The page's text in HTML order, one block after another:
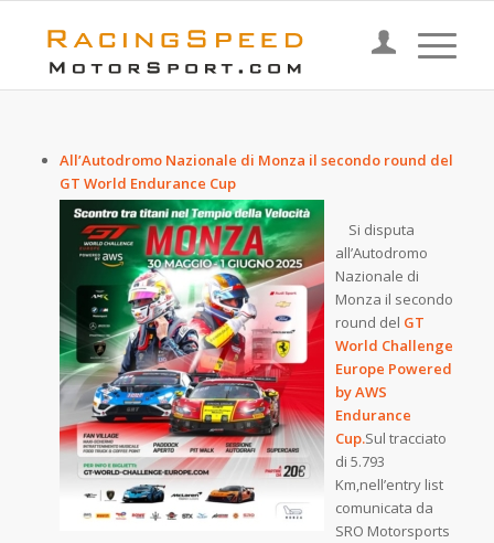
All’Autodromo Nazionale di Monza il secondo round del
GT World Endurance Cup
Si disputa
all’Autodromo
Nazionale di
Monza il secondo
round del GT
World Challenge
Europe Powered
by AWS
Endurance
Cup.Sul tracciato
di 5.793
Km,nell’entry list
comunicata da
SRO Motorsports